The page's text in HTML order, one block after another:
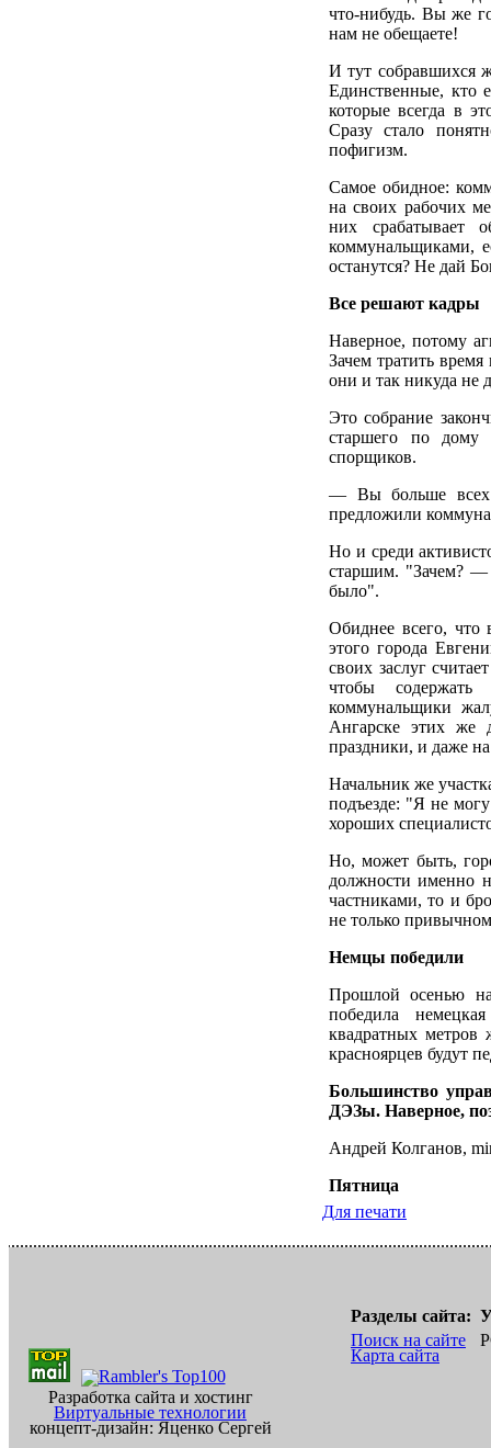
что-нибудь. Вы же
нам не обещаете!
И тут собравшихся
Единственные,
которые всегда в
Сразу стало
пофигизм.
Самое обидное:
на своих рабочих
них срабатывает
коммунальщиками,
останутся? Не дай
Все решают кадры
Наверное, потому
Зачем тратить
они и так никуда не
Это собрание
старшего по дому
спорщиков.
— Вы больше всех
предложили
Но и среди
старшим. "Зачем? —
было".
Обиднее всего, что
этого города
своих заслуг
чтобы содержать
коммунальщики
Ангарске этих же
праздники, и даже
Начальник же
подъезде: "Я не могу
хороших
Но, может быть,
должности именно
частниками, то и
не только
Немцы победили
Прошлой осенью
победила
квадратных метров
красноярцев будут
Большинство
ДЭЗы. Наверное,
Андрей Колганов,
Пятница
Для печати
Разработка сайта и хостинг
Виртуальные технологии
концепт-дизайн: Яценко Сергей
Разделы сайта:
Поиск на сайте
Карта сайта